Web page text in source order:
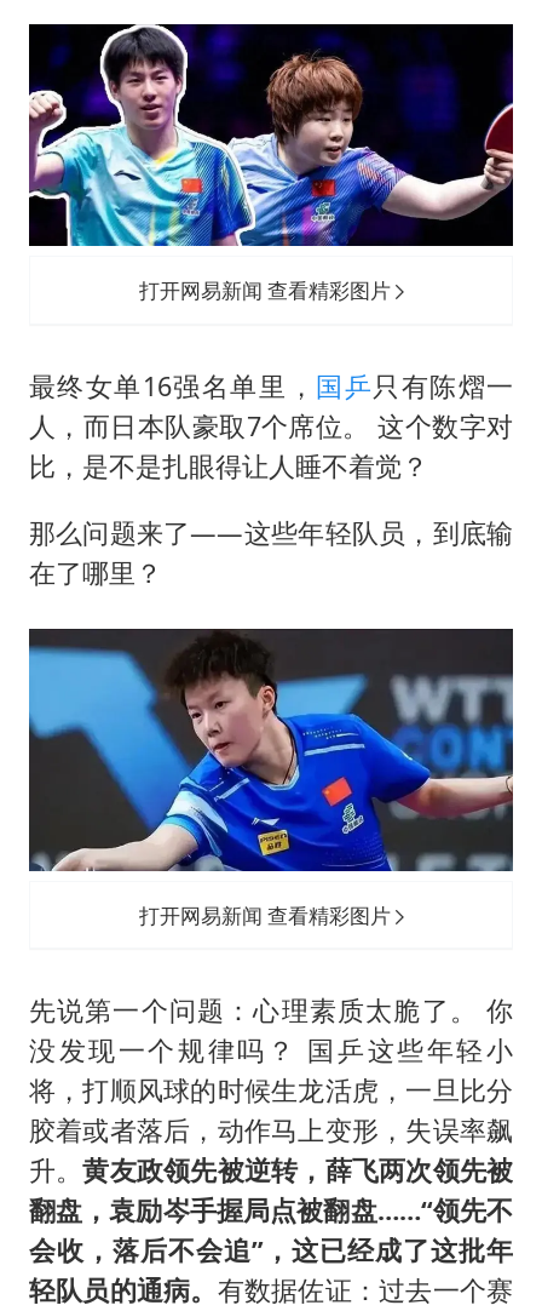
打开网易新闻 查看精彩图片
最终女单16强名单里， 国乒只有陈熠一
人，而日本队豪取7个席位。 这个数字对
比，是不是扎眼得让人睡不着觉？
那么问题来了——这些年轻队员，到底输
在了哪里？
打开网易新闻 查看精彩图片
先说第一个问题：心理素质太脆了。 你
没发现一个规律吗？ 国乒这些年轻小
将，打顺风球的时候生龙活虎，一旦比分
胶着或者落后，动作马上变形，失误率飙
升。黄友政领先被逆转，薛飞两次领先被
翻盘，袁励岑手握局点被翻盘……“领先不
会收，落后不会追”，这已经成了这批年
轻队员的通病。 有数据佐证：过去一个赛